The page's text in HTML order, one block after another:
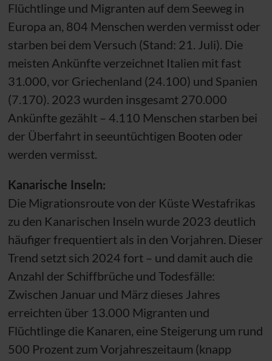
Flüchtlinge und Migranten auf dem Seeweg in
Europa an, 804 Menschen werden vermisst oder
starben bei dem Versuch (Stand: 21. Juli). Die
meisten Ankünfte verzeichnet Italien mit fast
31.000, vor Griechenland (24.100) und Spanien
(7.170). 2023 wurden insgesamt 270.000
Ankünfte gezählt – 4.110 Menschen starben bei
der Überfahrt in seeuntüchtigen Booten oder
werden vermisst.
Kanarische Inseln:
Die Migrationsroute von der Küste Westafrikas
zu den Kanarischen Inseln wurde 2023 deutlich
häufiger frequentiert als in den Vorjahren. Dieser
Trend setzt sich 2024 fort – und damit auch die
Anzahl der Schiffbrüche und Todesfälle:
Zwischen Januar und März dieses Jahres
erreichten über 13.000 Migranten und
Flüchtlinge die Kanaren, eine Steigerung um rund
500 Prozent zum Vorjahreszeitaum (knapp